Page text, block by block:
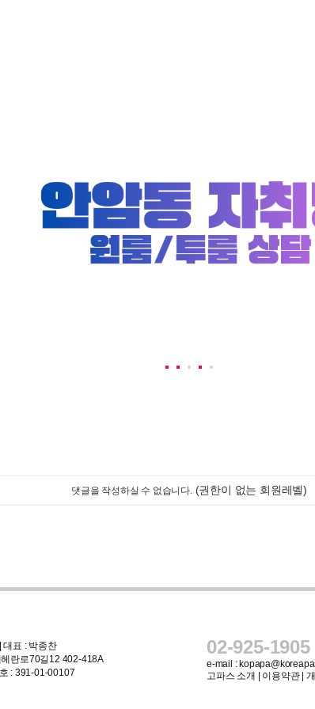
댓글을 작성하실 수 없습니다. (권한이 없는 회원레벨)
대표 : 박종찬
란로70길12 402-418A
: 391-01-00107
02-925-1905
e-mail :
고파스 소개
이용약관|